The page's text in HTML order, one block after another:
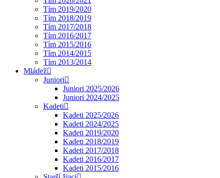
Tím 2019/2020
Tím 2018/2019
Tím 2017/2018
Tím 2016/2017
Tím 2015/2016
Tím 2014/2015
Tím 2013/2014
Mládež
Juniori
Juniori 2025/2026
Juniori 2024/2025
Kadeti
Kadeti 2025/2026
Kadeti 2024/2025
Kadeti 2019/2020
Kadeti 2018/2019
Kadeti 2017/2018
Kadeti 2016/2017
Kadeti 2015/2016